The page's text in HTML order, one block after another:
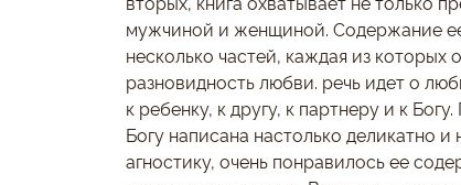
мужчиной и женщиной. Содержание
несколько частей, каждая из
разновидность любви. речь идет о
к ребенку, к другу, к партнеру и к
Богу написана настолько деликатно
агностику, очень понравилось ее